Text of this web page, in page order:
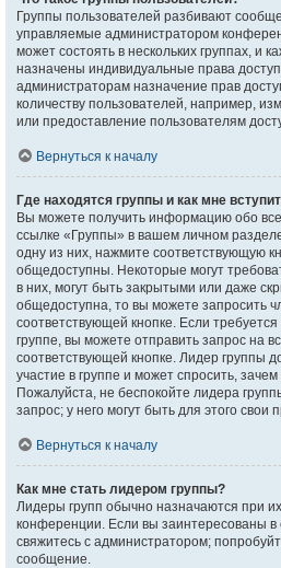
Группы пользователей разбивают
управляемые администратором
может состоять в нескольких группах, и
назначены индивидуальные права
администраторам назначение прав
количеству пользователей, например,
или предоставление пользователям
Вернуться к началу
Где находятся группы и как мне
Вы можете получить информацию обо
ссылке «Группы» в вашем личном
одну из них, нажмите соответствующую
общедоступны. Некоторые могут
в них, могут быть закрытыми или даже
общедоступна, то вы можете запросить
соответствующей кнопке. Если
группе, вы можете отправить запрос на
соответствующей кнопке. Лидер группы
участие в группе и может спросить,
Пожалуйста, не беспокойте лидера
запрос; у него могут быть для этого свои
Вернуться к началу
Как мне стать лидером группы?
Лидеры групп обычно назначаются при
конференции. Если вы заинтересованы в
свяжитесь с администратором;
сообщение.